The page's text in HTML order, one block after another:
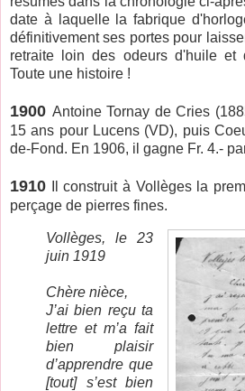
date à laquelle la fabrique
définitivement ses portes pour
retraite loin des odeurs d'huile et
Toute une histoire !
1900 Antoine Tornay de Cries
15 ans pour Lucens (VD), puis
de-Fond. En 1906, il gagne Fr. 4.-
1910 Il construit à Vollèges la
perçage de pierres fines.
Vollèges, le 23
juin 1919
Chère nièce,
J’ai bien reçu ta
lettre et m’a fait
bien plaisir
d’apprendre que
[tout] s’est bien